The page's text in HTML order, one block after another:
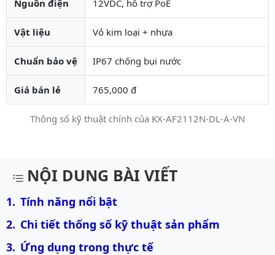
Thông số kỹ thuật chính của KX-AF2112N-DL-A-VN
Nguồn điện 12VDC, hỗ trợ PoE
Vật liệu Vỏ kim loại + nhựa
Chuẩn bảo vệ IP67 chống bụi nước
Giá bán lẻ 765,000 đ
Mô tả chi tiết sản phẩm
NỘI DUNG BÀI VIẾT
Tính năng nổi bật
Chi tiết thống số kỹ thuật sản phẩm
Ứng dụng trong thực tế